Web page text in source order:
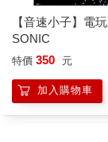
【音速小子】電
SONIC
特價 350 元
加入購物車